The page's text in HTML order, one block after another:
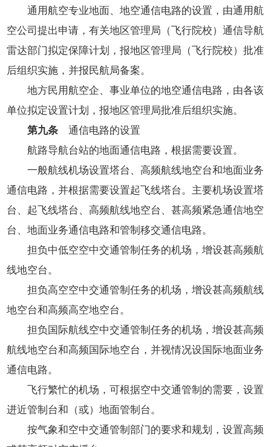
通用航空专业地面、地空通信电路的设置，由通用航
空公司提出申请，有关地区管理局（飞行院校）通信导航
雷达部门拟定保障计划，报地区管理局（飞行院校）批准
后组织实施，并报民航局备案。
地方民用航空企、事业单位的地空通信电路，由各该
单位拟定设置计划，报地区管理局批准后组织实施。
第九条通信电路的设置
航路导航台站的地面通信电路，根据需要设置。
一般航线机场设置塔台、高频航线地空台和地面业务
通信电路，并根据需要设置起飞线塔台。主要机场设置塔
台、起飞线塔台、高频航线地空台、甚高频紧急通信地空
台、地面业务通信电路和管制移交通信电路。
担负中低空空中交通管制任务的机场，增设甚高频航
线地空台。
担负高空空中交通管制任务的机场，增设甚高频航线
地空台和高频高空地空台。
担负国际航线空中交通管制任务的机场，增设甚高频
航线地空台和高频国际地空台，并视情况设国际地面业务
通信电路。
飞行繁忙的机场，可根据空中交通管制的需要，设置
进近管制台和（或）地面管制台。
按气象和空中交通管制部门的要求和规划，设置高频